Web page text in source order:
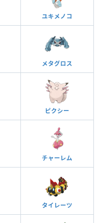
ユキメノコ
メタグロス
ピクシー
チャーレム
タイレーツ